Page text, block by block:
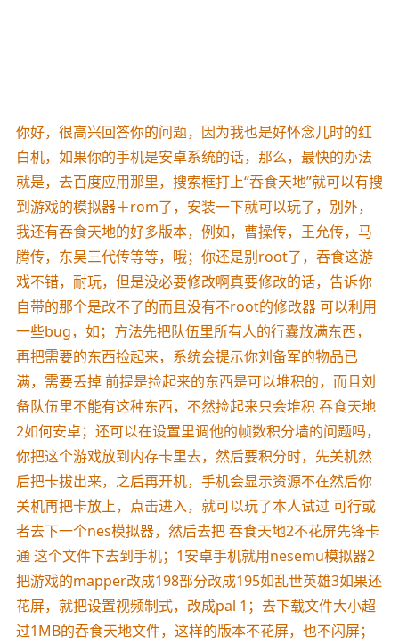
你好，很高兴回答你的问题，因为我也是好怀念儿时的红
白机，如果你的手机是安卓系统的话，那么，最快的办法
就是，去百度应用那里，搜索框打上“吞食天地”就可以有搜
到游戏的模拟器＋rom了，安装一下就可以玩了，别外，
我还有吞食天地的好多版本，例如，曹操传，王允传，马
腾传，东吴三代传等等，哦；你还是别root了，吞食这游
戏不错，耐玩，但是没必要修改啊真要修改的话，告诉你
自带的那个是改不了的而且没有不root的修改器 可以利用
一些bug，如；方法先把队伍里所有人的行囊放满东西，
再把需要的东西捡起来，系统会提示你刘备军的物品已
满，需要丢掉 前提是捡起来的东西是可以堆积的，而且刘
备队伍里不能有这种东西，不然捡起来只会堆积 吞食天地
2如何安卓；还可以在设置里调他的帧数积分墙的问题吗，
你把这个游戏放到内存卡里去，然后要积分时，先关机然
后把卡拔出来，之后再开机，手机会显示资源不在然后你
关机再把卡放上，点击进入，就可以玩了本人试过 可行或
者去下一个nes模拟器，然后去把 吞食天地2不花屏先锋卡
通 这个文件下去到手机；1安卓手机就用nesemu模拟器2
把游戏的mapper改成198部分改成195如乱世英雄3如果还
花屏，就把设置视频制式，改成pal 1；去下载文件大小超
过1MB的吞食天地文件，这样的版本不花屏，也不闪屏；